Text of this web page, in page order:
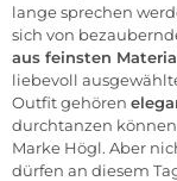
lange sprechen
sich von
aus feinsten
liebevoll
Outfit gehören
durchtanzen
Marke Högl. Aber
dürfen an diesem